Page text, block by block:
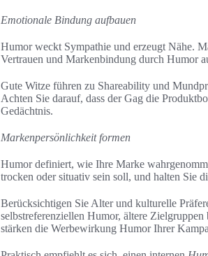
Emotionale Bindung aufbauen
Humor weckt Sympathie und erzeugt Nähe.
Vertrauen und Markenbindung durch Humor
Gute Witze führen zu Shareability und
Achten Sie darauf, dass der Gag die
Gedächtnis.
Markenpersönlichkeit formen
Humor definiert, wie Ihre Marke
trocken oder situativ sein soll, und halten Sie
Berücksichtigen Sie Alter und kulturelle
selbstreferenziellen Humor, ältere
stärken die Werbewirkung Humor Ihrer